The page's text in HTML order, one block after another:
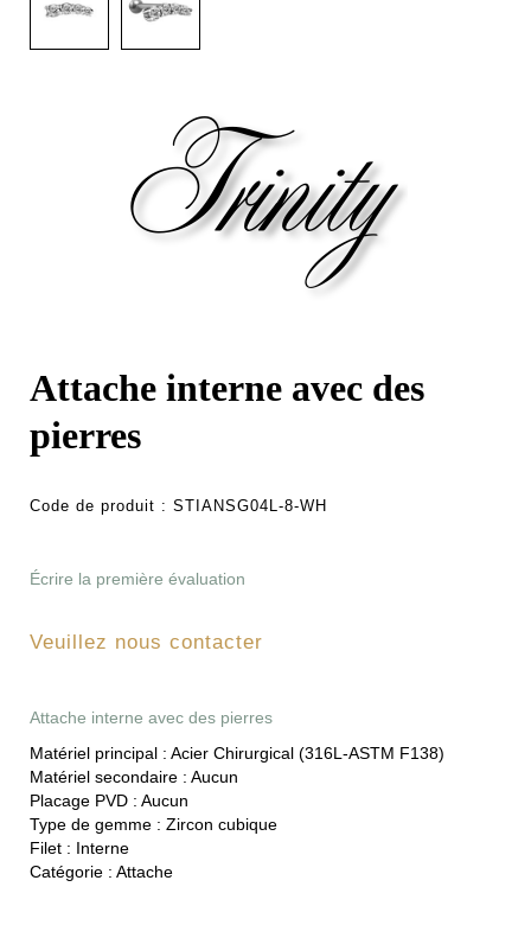
Attache interne avec des
pierres
Code de produit : STIANSG04L-8-WH
Écrire la première évaluation
Veuillez nous contacter
Attache interne avec des pierres
Matériel principal : Acier Chirurgical (316L-ASTM F138)
Matériel secondaire : Aucun
Placage PVD : Aucun
Type de gemme : Zircon cubique
Filet : Interne
Catégorie : Attache